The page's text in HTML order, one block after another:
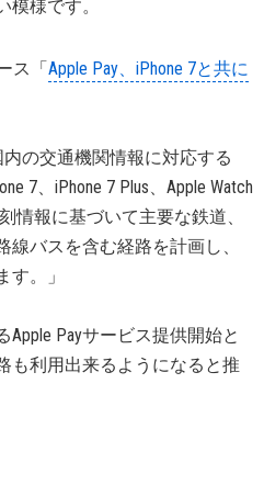
様です。
ス「Apple Pay、iPhone 7と共に
内の交通機関情報に対応する
7、iPhone 7 Plus、Apple Watch
情報に基づいて主要な鉄道、
バスを含む経路を計画し、
。」
Payサービス提供開始と
も利用出来るようになると推